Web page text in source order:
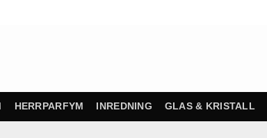
HERRPARFYM INREDNING GLAS & KRISTALL